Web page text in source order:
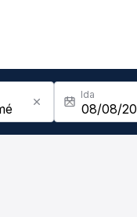
Ida